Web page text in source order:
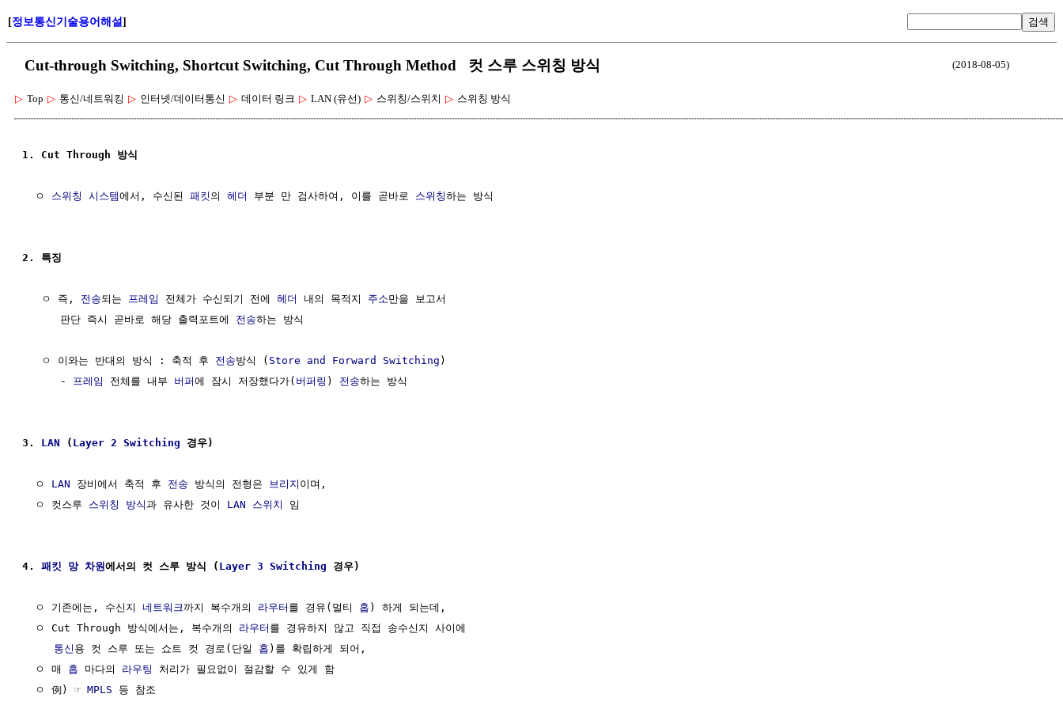
[정보통신기술용어해설] 검색
Cut-through Switching, Shortcut Switching, Cut Through Method 컷 스루 스위칭 방식 (2018-08-05)
▷ Top ▷ 통신/네트워킹 ▷ 인터넷/데이터통신 ▷ 데이터 링크 ▷ LAN (유선) ▷ 스위칭/스위치 ▷ 스위칭 방식
1. Cut Through 방식
  ㅇ
스위칭 시스템에서, 수신된 패킷 의 헤더 부분 만 검사하여, 이를 곧바로 스위칭하는 방식
2. 특징
   ㅇ 즉,
전송되는 프레임 전체가 수신되기 전에 헤더 내의 목적지 주소만을 보고서
      판단 즉시 곧바로 해당 출력포트에
전송하는 방식
   ㅇ 이와는 반대의 방식 : 축적 후
전송방식 ( Store and Forward Switching )
      -
프레임 전체를 내부 버퍼에 잠시 저장했다가( 버퍼링 ) 전송하는 방식
3. LAN ( Layer 2 Switching 경우)
  ㅇ
LAN 장비에서 축적 후 전송 방식의 전형은 브리지 이며,
  ㅇ 컷스루
스위칭 방식과 유사한 것이 LAN 스위치 임
4. 패킷 망 차원에서의 컷 스루 방식 ( Layer 3 Switching 경우)
  ㅇ 기존에는, 수신지
네트워크까지 복수개의 라우터 를 경유(멀티 홉 ) 하게 되는데,
  ㅇ Cut Through 방식에서는, 복수개의
라우터 를 경유하지 않고 직접 송수신지 사이에
통신 용 컷 스루 또는 쇼트 컷 경로(단일 홉 )를 확립하게 되어,
  ㅇ 매
홉 마다의 라우팅
처리가 필요없이 절감할 수 있게 함
  ㅇ 例) ☞
MPLS